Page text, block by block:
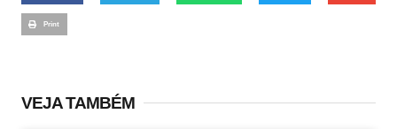
Print
VEJA TAMBÉM